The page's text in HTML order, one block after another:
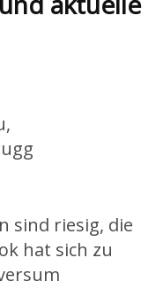
sind riesig, die
hat sich zu